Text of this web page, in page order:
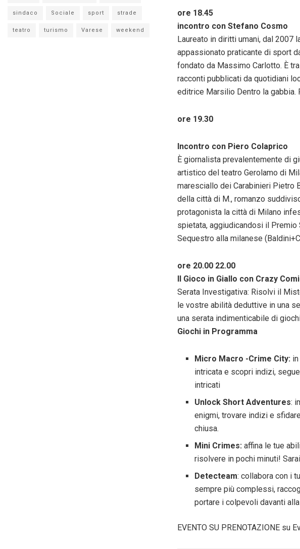
ore 18.45
incontro con Stefano Cosmo
Laureato in diritti umani, dal 2007
appassionato praticante di sport
fondato da Massimo Carlotto. È
racconti pubblicati da quotidiani
editrice Marsilio Dentro la gabbia.
ore 19.30
Incontro con Piero Colaprico
È giornalista prevalentemente di
artistico del teatro Gerolamo di
maresciallo dei Carabinieri Pietro
della città di M., romanzo
protagonista la città di Milano
spietata, aggiudicandosi il
Sequestro alla milanese
ore 20.00 22.00
Il Gioco in Giallo con Crazy
Serata Investigativa: Risolvi il
le vostre abilità deduttive in una
una serata indimenticabile di
Giochi in Programma
Micro Macro -Crime City:
intricata e scopri indizi,
intricati
Unlock Short Adventures:
enigmi, trovare indizi e
chiusa.
Mini Crimes: affina le tue
risolvere in pochi minuti!
Detecteam: collabora con i
sempre più complessi,
portare i colpevoli davanti
EVENTO SU PRENOTAZIONE su
sindaco Sociale sport strade
teatro turismo Varese weekend